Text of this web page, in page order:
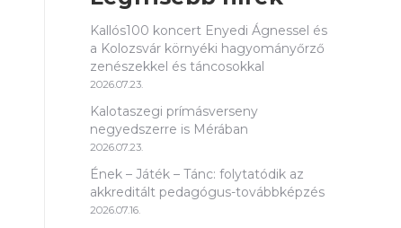
Kallós100 koncert Enyedi Ágnessel és
a Kolozsvár környéki hagyományőrző
zenészekkel és táncosokkal
2026.07.23.
Kalotaszegi prímásverseny
negyedszerre is Mérában
2026.07.23.
Ének – Játék – Tánc: folytatódik az
akkreditált pedagógus-továbbképzés
2026.07.16.